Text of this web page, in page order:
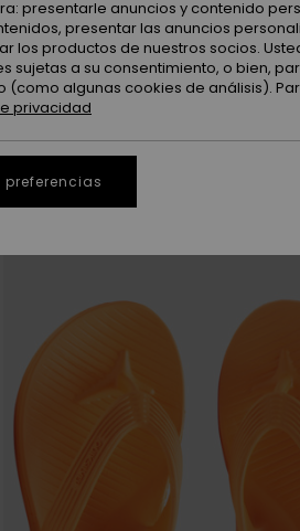
presentarle anuncios y contenido
presentar las anuncios
los productos de nuestros socios.
sujetas a su consentimiento, o bien,
(como algunas cookies de análisis).
privacidad